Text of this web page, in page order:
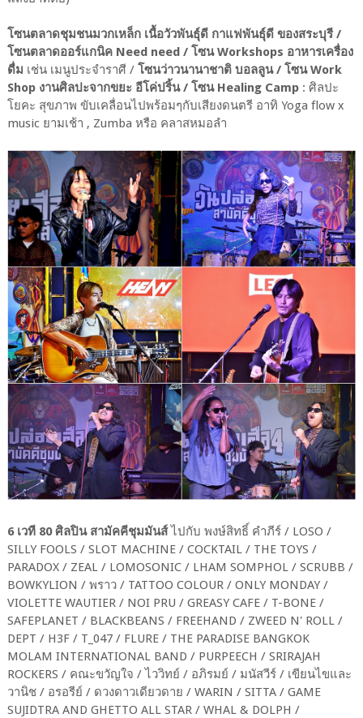
โซนตลาดชุมชนมวกเหล็ก เนื้อวัวพันธุ์ดี กาแฟพันธุ์ดี ของสระบุรี /
โซนตลาดออร์แกนิค Need need / โซน Workshops อาหารเครื่อง
ดื่ม เช่น เมนูประจำราศี / โซนว่าวนานาชาติ บอลลูน / โซน Work
Shop งานศิลปะจากขยะ อีโค่ปริ้น / โซน Healing Camp: ศิลปะ
โยคะ สุขภาพ ขับเคลื่อนไปพร้อมๆกับเสียงดนตรี อาทิ Yoga flow x
music ยามเช้า , Zumba หรือ คลาสหมอลำ
6 เวที 80 ศิลปิน สามัคคีชุมมันส์ไปกับ พงษ์สิทธิ์ คำภีร์ / LOSO /
SILLY FOOLS / SLOT MACHINE / COCKTAIL / THE TOYS /
PARADOX / ZEAL / LOMOSONIC / LHAM SOMPHOL / SCRUBB /
BOWKYLION / พราว / TATTOO COLOUR / ONLY MONDAY /
VIOLETTE WAUTIER / NOI PRU / GREASY CAFE / T-BONE /
SAFEPLANET / BLACKBEANS / FREEHAND / ZWEED N' ROLL /
DEPT / H3F / T_047 / FLURE / THE PARADISE BANGKOK
MOLAM INTERNATIONAL BAND / PURPEECH / SRIRAJAH
ROCKERS / คณะขวัญใจ / ไววิทย์ / อภิรมย์ / มนัสวีร์ / เขียนไขและ
วานิช / อรอรีย์ / ดวงดาวเดียวดาย / WARIN / SITTA / GAME
SUJIDTRA AND GHETTO ALL STAR / WHAL & DOLPH /